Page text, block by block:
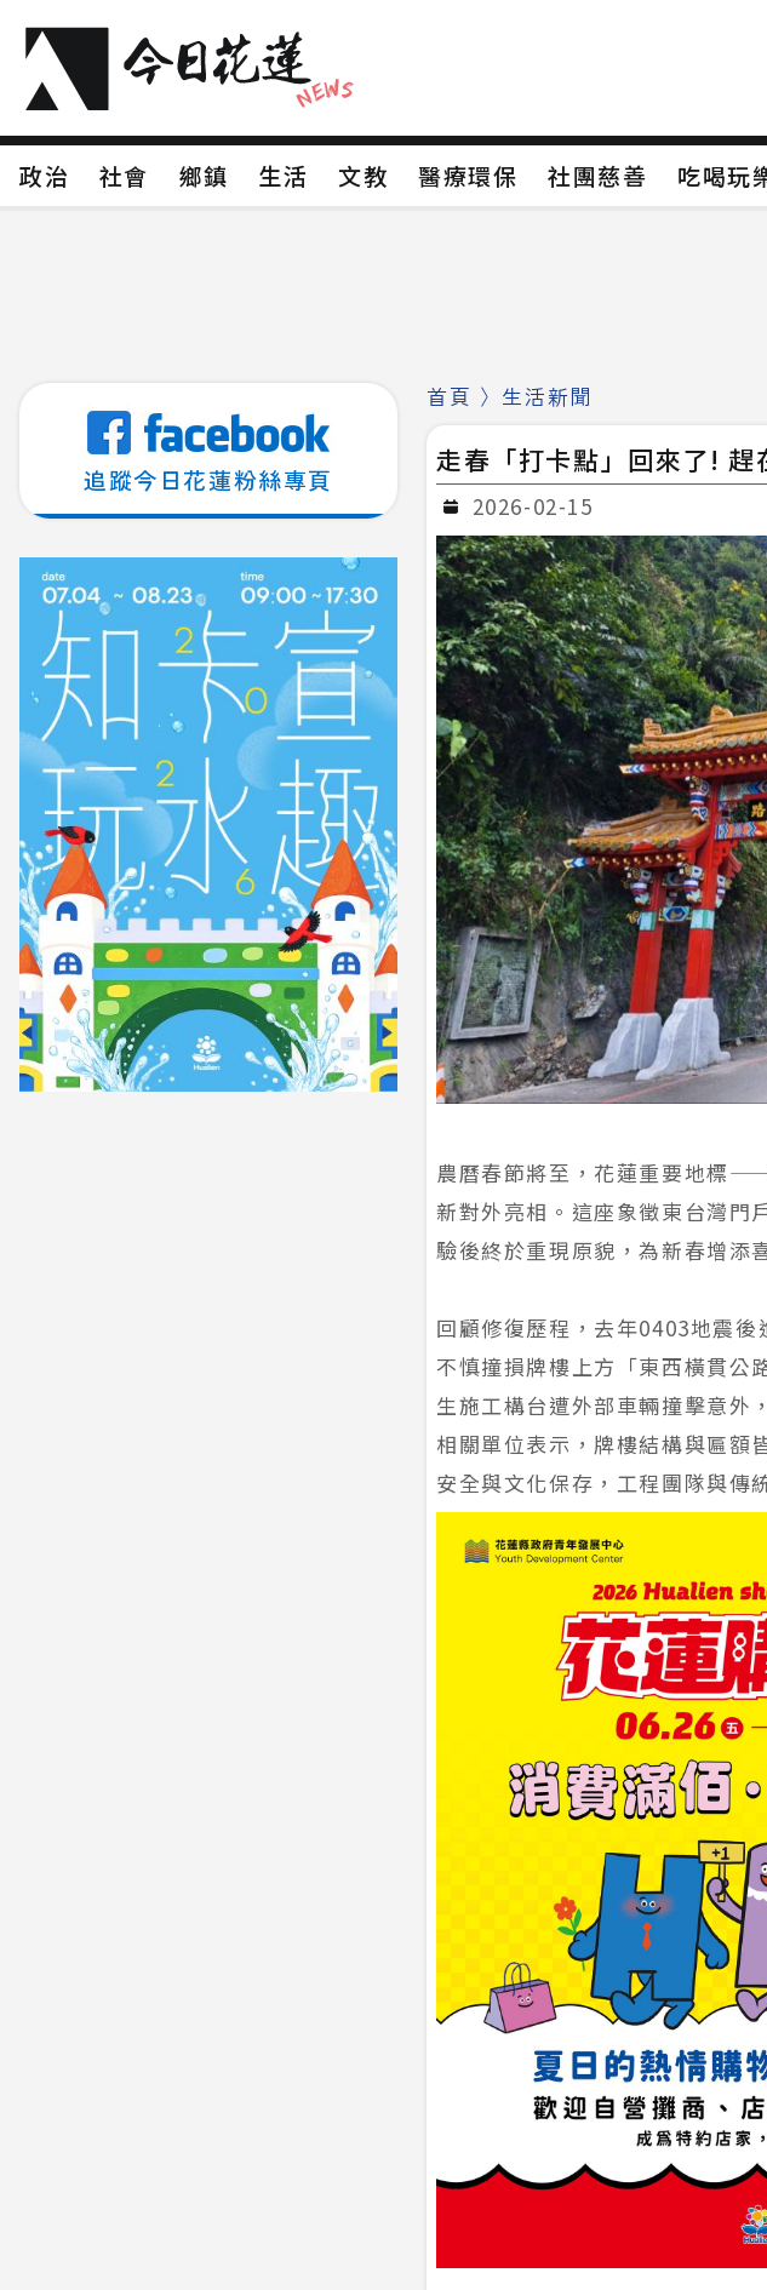
政治 社會 鄉鎮 生活 文教 醫療環保 社團慈善 吃喝玩
追蹤今日花蓮粉絲專頁
首頁 〉 生活新聞
走春「打卡點」回來了! 趕
2026-02-15
農曆春節將至，花蓮重要地標
新對外亮相。這座象徵東台灣門
驗後終於重現原貌，為新春增添
回顧修復歷程，去年0403地震後
不慎撞損牌樓上方「東西橫貫公
生施工構台遭外部車輛撞擊意外
相關單位表示，牌樓結構與匾額
安全與文化保存，工程團隊與傳
政治 社會 鄉鎮 生活 文教 醫療環保 社團慈善 吃喝玩